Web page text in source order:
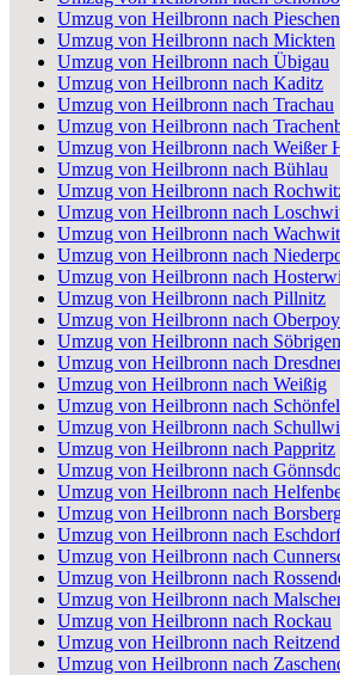
Umzug von Heilbronn nach Pieschen
Umzug von Heilbronn nach Mickten
Umzug von Heilbronn nach Übigau
Umzug von Heilbronn nach Kaditz
Umzug von Heilbronn nach Trachau
Umzug von Heilbronn nach
Umzug von Heilbronn nach Weißer
Umzug von Heilbronn nach Bühlau
Umzug von Heilbronn nach
Umzug von Heilbronn nach
Umzug von Heilbronn nach
Umzug von Heilbronn nach
Umzug von Heilbronn nach
Umzug von Heilbronn nach Pillnitz
Umzug von Heilbronn nach
Umzug von Heilbronn nach Söbrigen
Umzug von Heilbronn nach
Umzug von Heilbronn nach Weißig
Umzug von Heilbronn nach
Umzug von Heilbronn nach
Umzug von Heilbronn nach Pappritz
Umzug von Heilbronn nach
Umzug von Heilbronn nach
Umzug von Heilbronn nach
Umzug von Heilbronn nach Eschdorf
Umzug von Heilbronn nach
Umzug von Heilbronn nach
Umzug von Heilbronn nach
Umzug von Heilbronn nach Rockau
Umzug von Heilbronn nach
Umzug von Heilbronn nach